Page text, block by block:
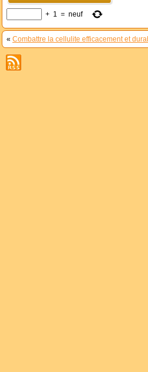
+ 1 = neuf
« Combattre la cellulite efficacement et